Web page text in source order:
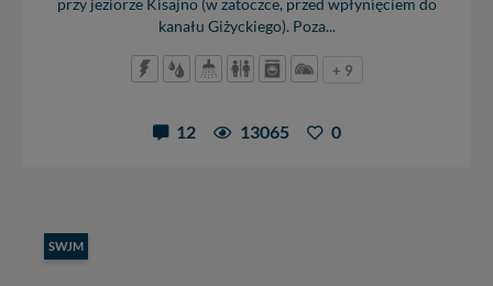
przy jeziorze Kisajno (w zatoczce, przed wpłynięciem do
kanału Giżyckiego). Poza...
+ 9
12 13065 0
SWJM